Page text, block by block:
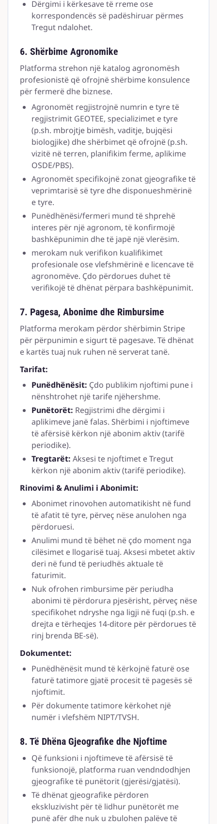
Dërgimi i kërkesave të rreme ose
korrespondencës së padëshiruar përmes
Tregut ndalohet.
6. Shërbime Agronomike
Platforma strehon një katalog agronomësh
profesionistë që ofrojnë shërbime konsulence
për fermerë dhe biznese.
Agronomët regjistrojnë numrin e tyre të
regjistrimit GEOTEE, specializimet e tyre
(p.sh. mbrojtje bimësh, vaditje, bujqësi
biologjike) dhe shërbimet që ofrojnë (p.sh.
vizitë në terren, planifikim ferme, aplikime
OSDE/PBS).
Agronomët specifikojnë zonat gjeografike të
veprimtarisë së tyre dhe disponueshmërinë
e tyre.
Punëdhënësi/fermeri mund të shprehë
interes për një agronom, të konfirmojë
bashkëpunimin dhe të japë një vlerësim.
merokam nuk verifikon kualifikimet
profesionale ose vlefshmërinë e licencave të
agronomëve. Çdo përdorues duhet të
verifikojë të dhënat përpara bashkëpunimit.
7. Pagesa, Abonime dhe Rimbursime
Platforma merokam përdor shërbimin Stripe
për përpunimin e sigurt të pagesave. Të dhënat
e kartës tuaj nuk ruhen në serverat tanë.
Tarifat:
Punëdhënësit: Çdo publikim njoftimi pune i
nënshtrohet një tarife njëhershme.
Punëtorët: Regjistrimi dhe dërgimi i
aplikimeve janë falas. Shërbimi i njoftimeve
të afërsisë kërkon një abonim aktiv (tarifë
periodike).
Tregtarët: Aksesi te njoftimet e Tregut
kërkon një abonim aktiv (tarifë periodike).
Rinovimi & Anulimi i Abonimit:
Abonimet rinovohen automatikisht në fund
të afatit të tyre, përveç nëse anulohen nga
përdoruesi.
Anulimi mund të bëhet në çdo moment nga
cilësimet e llogarisë tuaj. Aksesi mbetet aktiv
deri në fund të periudhës aktuale të
faturimit.
Nuk ofrohen rimbursime për periudha
abonimi të përdorura pjesërisht, përveç nëse
specifikohet ndryshe nga ligji në fuqi (p.sh. e
drejta e tërheqjes 14-ditore për përdorues të
rinj brenda BE-së).
Dokumentet:
Punëdhënësit mund të kërkojnë faturë ose
faturë tatimore gjatë procesit të pagesës së
njoftimit.
Për dokumente tatimore kërkohet një
numër i vlefshëm NIPT/TVSH.
8. Të Dhëna Gjeografike dhe Njoftime
Që funksioni i njoftimeve të afërsisë të
funksionojë, platforma ruan vendndodhjen
gjeografike të punëtorit (gjerësi/gjatësi).
Të dhënat gjeografike përdoren
ekskluzivisht për të lidhur punëtorët me
punë afër dhe nuk u zbulohen palëve të